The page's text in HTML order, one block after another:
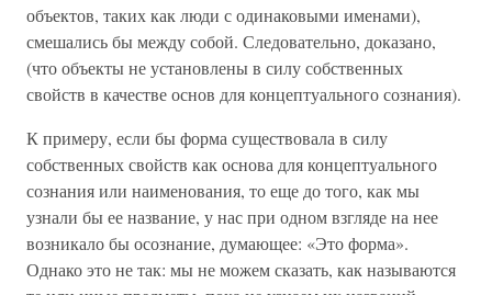
объектов, таких как люди с одинаковыми именами),
смешались бы между собой. Следовательно, доказано,
(что объекты не установлены в силу собственных
свойств в качестве основ для концептуального сознания).
К примеру, если бы форма существовала в силу
собственных свойств как основа для концептуального
сознания или наименования, то еще до того, как мы
узнали бы ее название, у нас при одном взгляде на нее
возникало бы осознание, думающее: «Это форма».
Однако это не так: мы не можем сказать, как называются